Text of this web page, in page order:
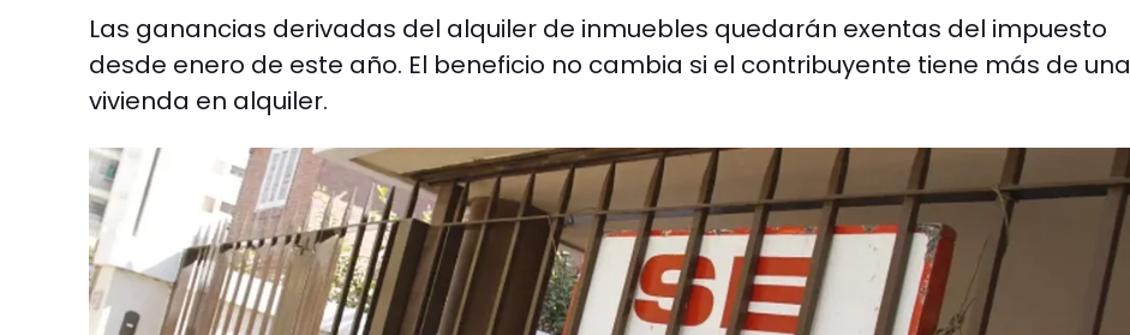
Las ganancias derivadas del alquiler de inmuebles quedarán exentas del impuesto
desde enero de este año. El beneficio no cambia si el contribuyente tiene más de una
vivienda en alquiler.